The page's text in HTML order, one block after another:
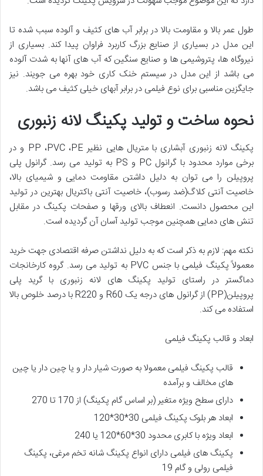
طول عمر بالا و مقاومت بالا در برابر آب های کثیف و آلوده سبب شده تا
این مدل در بسیاری از صنایع بزرگ کاربرد فراوان پیدا کند. بسیاری از
نیروگاه ها، پتروشیمی ها و صنایع سنگین که آب های آنها به شدت آلوده
می باشد از این مدل در سیستم خنک کاری خود بهره می جویند. نیز
جایگزین مناسبی برای نوع فیلمی در برابر آبهای خیلی کثیف می باشد.
نحوه ساخت و تولید پکینگ لانه زنبوری
پکینگ لانه زنبوری آبشاری با متریال هایی نظیر PP ،PVC ،PE و در
برخی موارد محدود با گرانول PC و PS به تولید می رسد. گرانول پلی
پروپیلن را می توان به دلیل داشتن مقاومت دمایی و شیمیای بالا،
خاصیت آنتی کلاگ(ضد رسوب)، خاصیت آنتی باکتریال بهترین در تولید
این محصول دانست. انعطاف بالای ورقها و صفحات پکینگ در مقابل
تنش های دمایی همچنین موجب تولید آسان آن گردیده است.
نکته مهم: لازم به ذکر است که به دلیل نداشتن صرفه اقتصادی جهت خرید
معمولاً پکینگ فیلمی با جنس PVC به تولید می رسد. گروه کارخانجات
دماگستر در راستای تولید پکینگ های لانه زنبوری با گرید پلی
پروپیلن(PP) از گرانول های درجه یک R60 و R220 با درصد خلوص بالا
استفاده می کند.
ابعاد و قالب پکینگ فیلمی
قالب پکینگ فیلمی معمولا به صورت شیار دار و یا چین دار یا چین
های مخالف و برآمده
دارای سطح ویژه متغیر (بر اساس گام پکینگ) از 170 تا 270
ابعاد هر بلوک پکینگ فیلمی 30*30*120
ابعاد ویژه با کابری محدود 30*60*120 یا 240
پکینگ های فیلمی دارای انواع پکینگ شانه تخم مرغی، پکینگ
فیلمی رولی و گام 19